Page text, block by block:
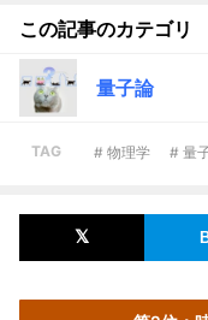
この記事のカテゴリ
量子論
TAG # 物理学 # 量